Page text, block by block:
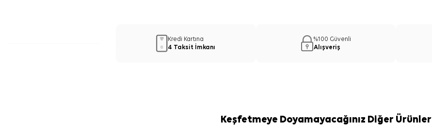
Kredi Kartına
4 Taksit İmkanı
%100 Güvenli
Alışveriş
Keşfetmeye Doyamayacağınız Diğer Ürünler